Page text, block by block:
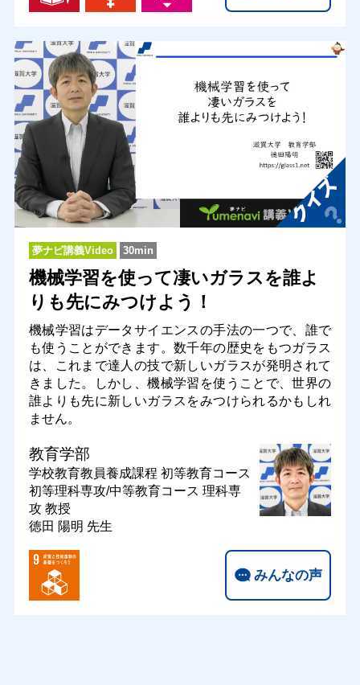
夢ナビ講義Video 30min
機械学習を使って凄いガラスを誰よ
りも先にみつけよう！
機械学習はデータサイエンスの手法の一つで、誰で
も使うことができます。数千年の歴史をもつガラス
は、これまで達人の技で新しいガラスが発明されて
きました。しかし、機械学習を使うことで、世界の
誰よりも先に新しいガラスをみつけられるかもしれ
ません。
教育学部
学校教育教員養成課程 初等教育コース
初等理科専攻/中等教育コース 理科専
攻 教授
徳田 陽明 先生
みんなの声